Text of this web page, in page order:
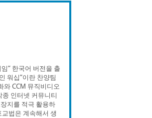
” 한국어 버전을 출
워십”이란 찬양팀
와 CCM 뮤직비디오
인터넷 커뮤니티
지를 적극 활용하
교법은 계속해서 생